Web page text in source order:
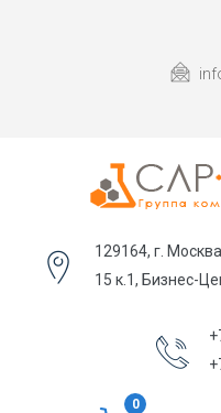
129164, г.
15 к.1, Бизнес-
0